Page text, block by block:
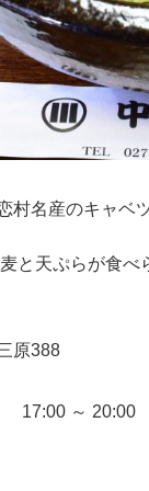
村名産のキャベ
と天ぷらが食
原388
17:00 ～ 20:00